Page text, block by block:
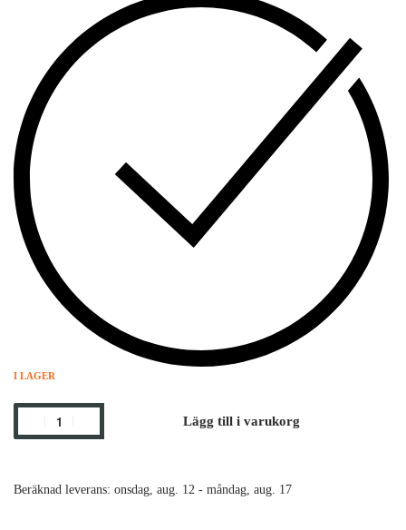
I LAGER
Lägg till i varukorg
Beräknad leverans: onsdag, aug. 12 - måndag, aug. 17